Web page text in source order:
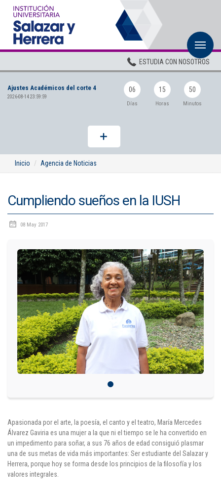
ESTUDIA CON NOSOTROS
Ajustes Académicos del corte 4
2026-08-14 23:59:59
06
Días
15
Horas
50
Minutos
Inicio Agencia de Noticias
Cumpliendo sueños en la IUSH
08 May 2017
Apasionada por el arte, la poesía, el canto y el teatro, María Mercedes
Álvarez Gaviria es una mujer a la que ni el tiempo se le ha convertido en
un impedimento para soñar, a sus 76 años de edad consiguió plasmar
una de sus metas de vida más importantes: Ser estudiante del Salazar y
Herrera, porque hoy se forma desde los principios de la filosofía y los
valores integrales.
Pregrados
Planta Docente
ADMISIONES
BIENESTAR
Centros
Consultorio Juridico
Pastoral
CARTERA
Inscripciones
Estudiantes
Egresados
Pagos
Puntos de pago